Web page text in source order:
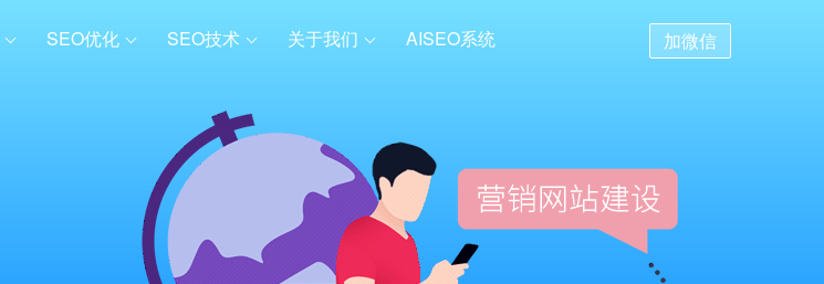
加微信
SEO优化 SEO技术 关于我们 AISEO系统